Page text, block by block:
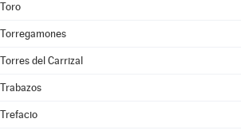
Toro
Torregamones
Torres del Carrizal
Trabazos
Trefacio